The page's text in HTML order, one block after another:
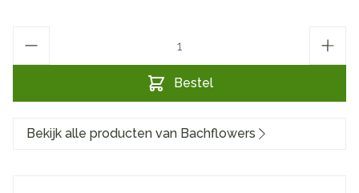
Bestel
Bekijk alle producten van Bachflowers